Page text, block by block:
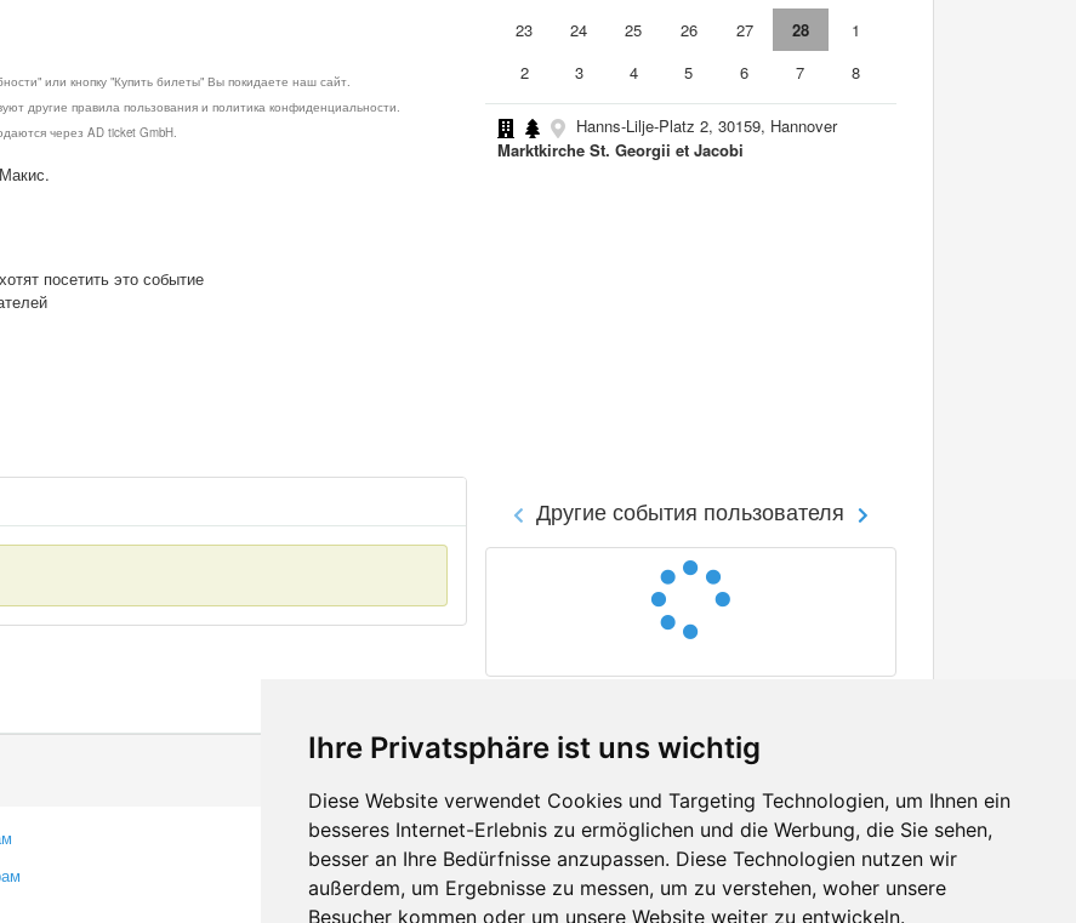
Ihre Privatsphäre ist uns wichtig
Diese Website verwendet Cookies und Targeting Technologien, um Ihnen ein
besseres Internet-Erlebnis zu ermöglichen und die Werbung, die Sie sehen,
besser an Ihre Bedürfnisse anzupassen. Diese Technologien nutzen wir
außerdem, um Ergebnisse zu messen, um zu verstehen, woher unsere
Besucher kommen oder um unsere Website weiter zu entwickeln.
или кнопку "Купить билеты" Вы покидаете наш сайт.
другие правила пользования и политика конфиденциальности.
через AD ticket GmbH.
посетить это событие
23
24 25 26 27 28
1
2
3 4 5 6 7 8
Hanns-Lilje-Platz 2, 30159, Hannover
Marktkirche St. Georgii et Jacobi
Другие события пользователя
Контакты
Оставить отзыв
Сообщить об ошибке
Facebook
Twitter
YouTube